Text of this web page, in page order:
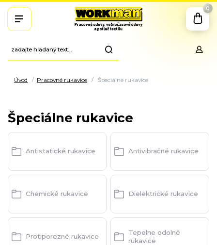
0
Úvod Pracovné rukavice Špeciálne rukavice
Špeciálne rukavice
Antistatické rukavice Antivibračné rukavice
Chemické rukavice Dielektrické rukavice
Protiporezné rukavice
Tepelne odolné
rukavice